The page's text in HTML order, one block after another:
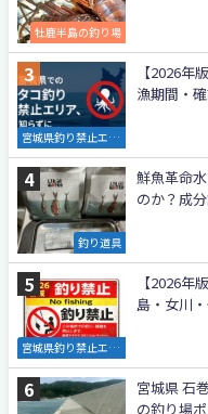
牡鹿半島の釣り場
宮城県釣り禁止エリ
ア
【2026年
漁期間・
釣り道具
鮮魚革命
のか？成
宮城県釣り禁止エリ
ア
【2026年
島・女川
宮城県 石
の釣り場